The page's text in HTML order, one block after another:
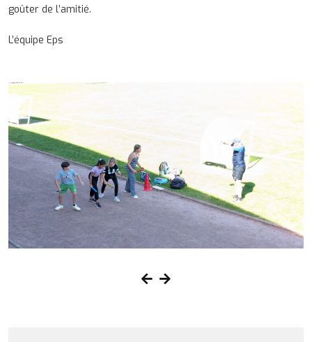
goûter de l’amitié.
L’équipe Eps